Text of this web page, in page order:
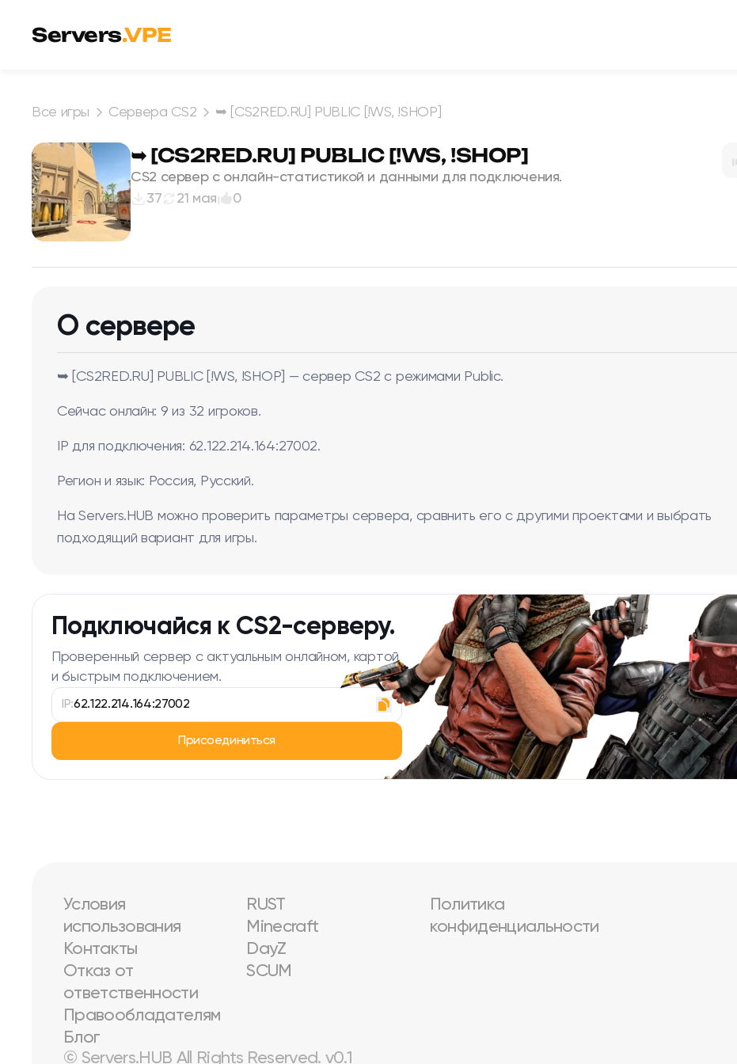
Servers.VPE
Все игры Сервера CS2 ➥ [CS2RED.RU] PUBLIC [!WS, !SHOP]
➥ [CS2RED.RU] PUBLIC [!WS, !SHOP]
CS2 сервер с онлайн-статистикой и данными для подключения.
37
21 мая 0
О сервере
➥ [CS2RED.RU] PUBLIC [!WS, !SHOP] — сервер CS2 с режимами Public.
Сейчас онлайн: 9 из 32 игроков.
IP для подключения: 62.122.214.164:27002.
Регион и язык: Россия, Русский.
На Servers.HUB можно проверить параметры сервера, сравнить его с другими проектами и выбрать
подходящий вариант для игры.
Подключайся к CS2-серверу.
Проверенный сервер с актуальным онлайном, картой
и быстрым подключением.
IP:62.122.214.164:27002
Присоединиться
Условия
использования
Контакты
Отказ от
ответственности
Правообладателям
Блог
RUST
Minecraft
DayZ
SCUM
Политика
конфиденциальности
© Servers.HUB All Rights Reserved. v0.1